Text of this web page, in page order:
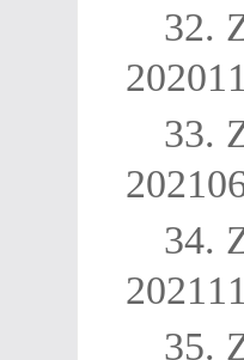
32.
33.
34.
35.